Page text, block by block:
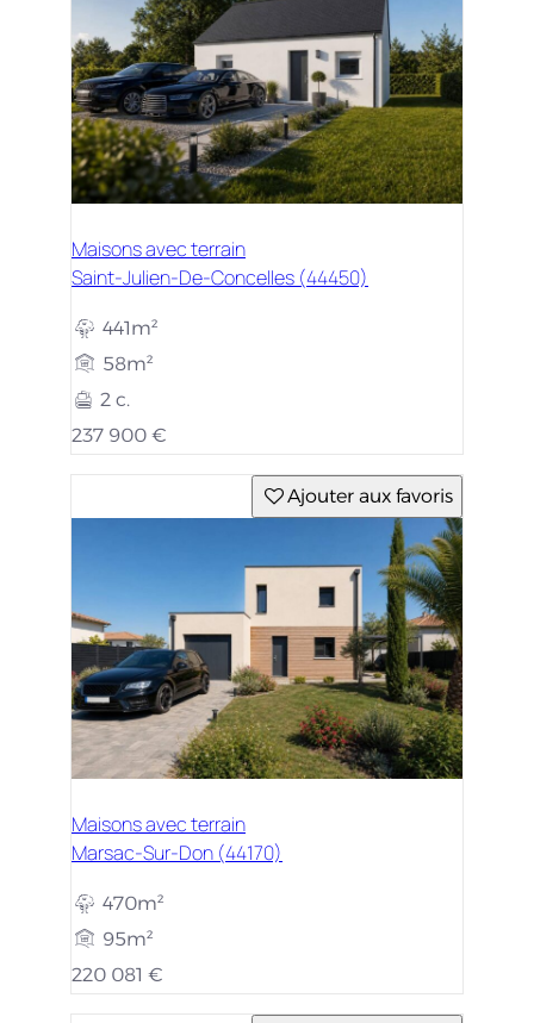
Maisons avec terrain
Saint-Julien-De-Concelles (44450)
441m²
58m²
2 c.
237 900 €
Ajouter aux favoris
Maisons avec terrain
Marsac-Sur-Don (44170)
470m²
95m²
220 081 €